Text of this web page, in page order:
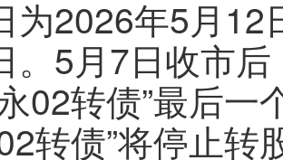
为2026年5月12
。5月7日收市
02转债”最后
转债”将停止